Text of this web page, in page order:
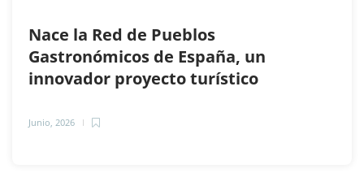
Nace la Red de Pueblos
Gastronómicos de España, un
innovador proyecto turístico
Junio, 2026